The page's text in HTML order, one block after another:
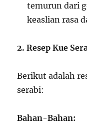
temurun dari
keaslian rasa
2. Resep Kue
Berikut adalah
serabi:
Bahan-Bahan: